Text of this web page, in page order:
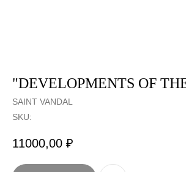
"DEVELOPMENTS OF
SAINT VANDAL
SKU:
11000,00 ₽